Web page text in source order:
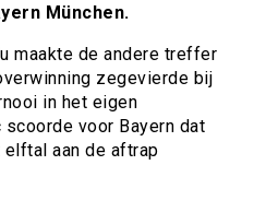
München.
maakte de andere treffer
zegevierde bij
in het eigen
voor Bayern dat
aan de aftrap